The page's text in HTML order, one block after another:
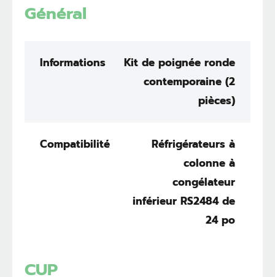
Général
Informations
Kit de poignée ronde
contemporaine (2
pièces)
Compatibilité
Réfrigérateurs à
colonne à
congélateur
inférieur RS2484 de
24 po
CUP